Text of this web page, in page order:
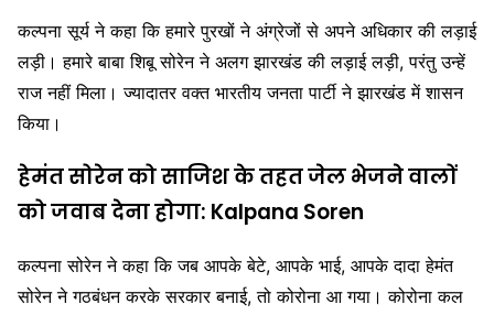
कल्पना सूर्य ने कहा कि हमारे पुरखों ने अंग्रेजों से अपने अधिकार की लड़ाई
लड़ी। हमारे बाबा शिबू सोरेन ने अलग झारखंड की लड़ाई लड़ी, परंतु उन्हें
राज नहीं मिला। ज्यादातर वक्त भारतीय जनता पार्टी ने झारखंड में शासन
किया।
हेमंत सोरेन को साजिश के तहत जेल भेजने वालों
को जवाब देना होगा: Kalpana Soren
कल्पना सोरेन ने कहा कि जब आपके बेटे, आपके भाई, आपके दादा हेमंत
सोरेन ने गठबंधन करके सरकार बनाई, तो कोरोना आ गया। कोरोना कल